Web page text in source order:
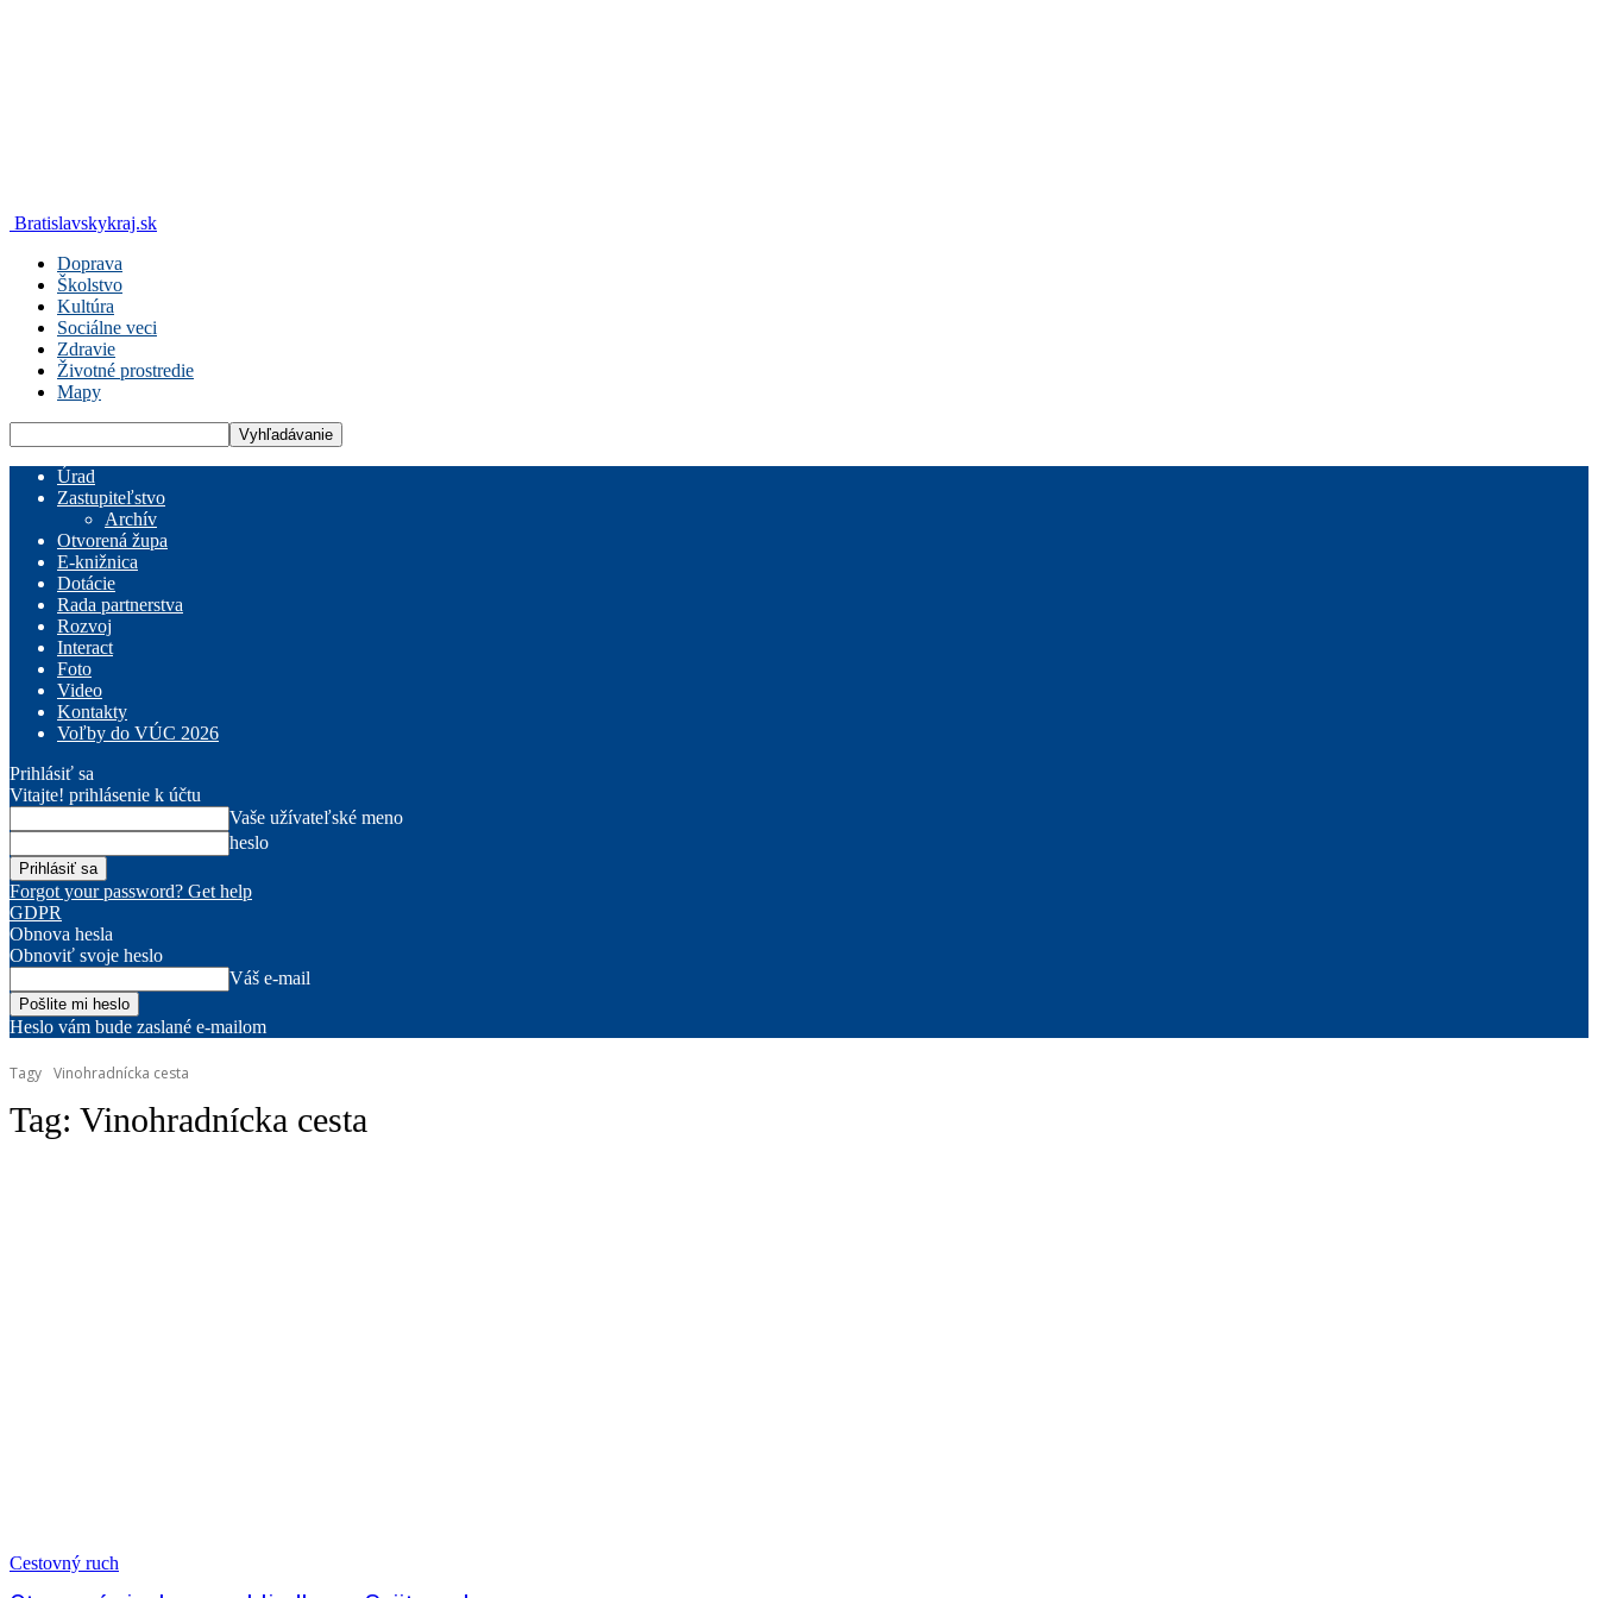
Bratislavskykraj.sk
Doprava
Školstvo
Kultúra
Sociálne veci
Zdravie
Životné prostredie
Mapy
Úrad
Zastupiteľstvo
Archív
Otvorená župa
E-knižnica
Dotácie
Rada partnerstva
Rozvoj
Interact
Foto
Video
Kontakty
Voľby do VÚC 2026
Prihlásiť sa
Vitajte! prihlásenie k účtu
Vaše užívateľské meno
heslo
Forgot your password? Get help
GDPR
Obnova hesla
Obnoviť svoje heslo
Váš e-mail
Heslo vám bude zaslané e-mailom
Tagy Vinohradnícka cesta
Tag: Vinohradnícka cesta
Cestovný ruch